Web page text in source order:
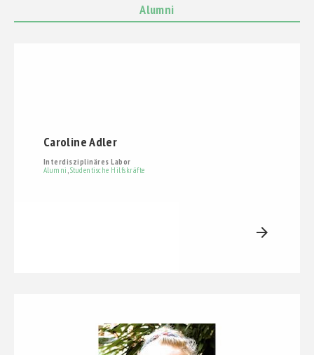
Alumni
Caroline Adler
Interdisziplinäres Labor
Alumni Studentische Hilfskräfte
arrow_forward